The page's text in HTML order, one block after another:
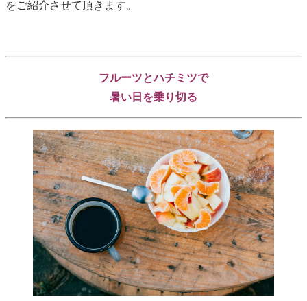
をご紹介させて頂きます。
フルーツとハチミツで
暑い日を乗り切る